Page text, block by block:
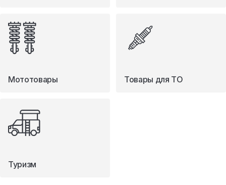
Мототовары Товары для ТО
Туризм